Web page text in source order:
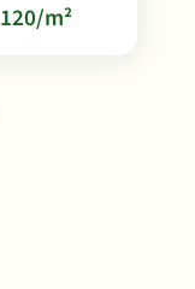
120/m²